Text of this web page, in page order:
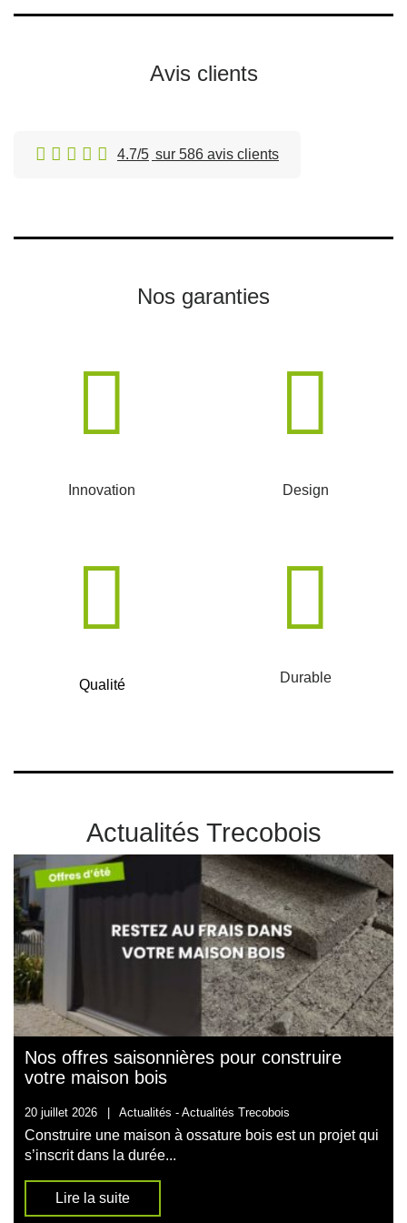
Avis clients
4.7/5 sur 586 avis clients
Nos garanties
Innovation Design
Qualité Durable
Actualités Trecobois
Nos offres saisonnières pour construire
votre maison bois
20 juillet 2026 Actualités - Actualités Trecobois
Construire une maison à ossature bois est un projet qui
s’inscrit dans la durée...
Lire la suite